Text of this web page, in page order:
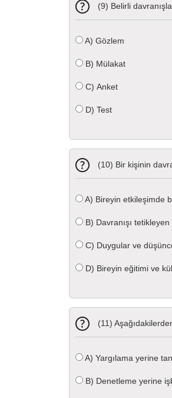
(9) Belirli
A) Gözlem
B) Mülakat
C) Anket
D) Test
(10) Bir kişinin
A) Bireyin etkileşimde
B) Davranışı
C) Duygular ve
D) Bireyin eğitimi ve
(11)
A) Yargılama yerine
B) Denetleme yerine